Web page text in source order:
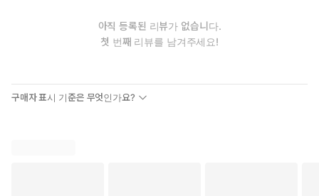
아직 등록된 리뷰가 없습니다.
첫 번째 리뷰를 남겨주세요!
구매자 표시 기준은 무엇인가요?